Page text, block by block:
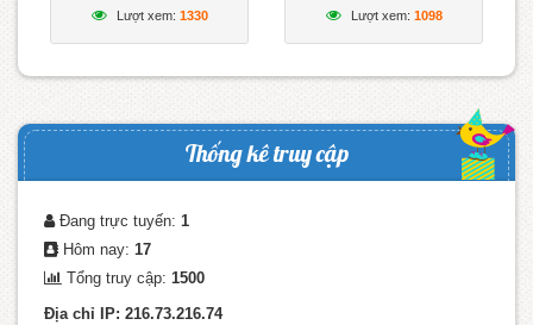
Lượt xem: 1330 Lượt xem: 1098
Thống kê truy cập
Đang trực tuyến: 1
Hôm nay: 17
Tổng truy cập: 1500
Địa chỉ IP: 216.73.216.74